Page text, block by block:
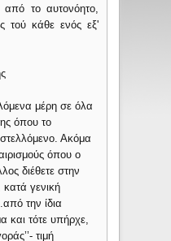
από το αυτονόητο,
τού κάθε ενός εξ'
μέρη σε όλα
όπου το
Ακόμα
όπου ο
διέθετε στην
γενική
την ίδια
και τότε υπήρχε,
τιμή